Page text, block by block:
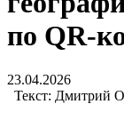
по QR-
23.04.2026
Текст: Дмитрий